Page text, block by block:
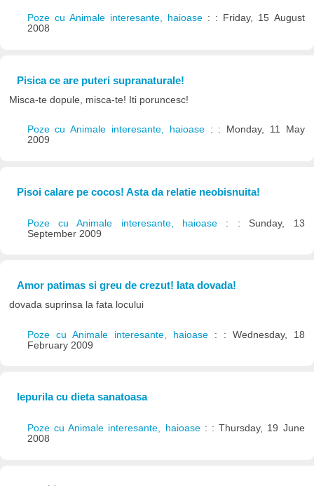
Poze cu Animale interesante, haioase : : Friday, 15 August
2008
Pisica ce are puteri supranaturale!
Misca-te dopule, misca-te! Iti poruncesc!
Poze cu Animale interesante, haioase : : Monday, 11 May
2009
Pisoi calare pe cocos! Asta da relatie neobisnuita!
Poze cu Animale interesante, haioase : : Sunday, 13
September 2009
Amor patimas si greu de crezut! Iata dovada!
dovada suprinsa la fata locului
Poze cu Animale interesante, haioase : : Wednesday, 18
February 2009
Iepurila cu dieta sanatoasa
Poze cu Animale interesante, haioase : : Thursday, 19 June
2008